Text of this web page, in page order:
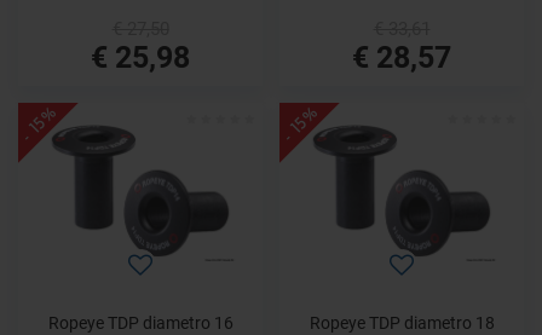
€ 25,98 € 28,57
- 15%
Ropeye TDP diametro 16
- 15%
Ropeye TDP diametro 18